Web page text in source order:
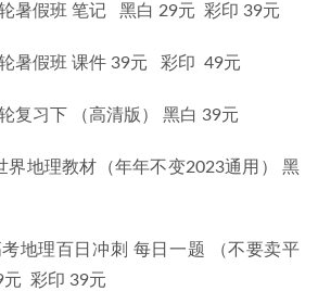
假班 笔记   黑白 29元  彩印 39元
假班 课件 39元   彩印  49元
复习下 （高清版） 黑白 39元
界地理教材（年年不变2023通用） 黑
地理百日冲刺 每日一题 （不要卖平
彩印 39元